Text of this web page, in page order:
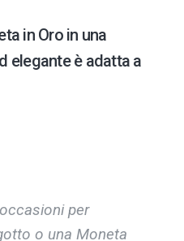
in Oro in una
elegante è adatta a
per
o una Moneta